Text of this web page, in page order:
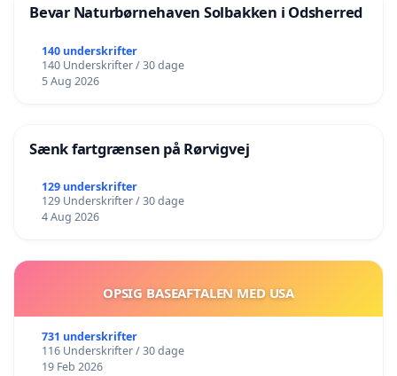
Bevar Naturbørnehaven Solbakken i Odsherred
140 underskrifter
140 Underskrifter / 30 dage
5 Aug 2026
Sænk fartgrænsen på Rørvigvej
129 underskrifter
129 Underskrifter / 30 dage
4 Aug 2026
OPSIG BASEAFTALEN MED USA
731 underskrifter
116 Underskrifter / 30 dage
19 Feb 2026